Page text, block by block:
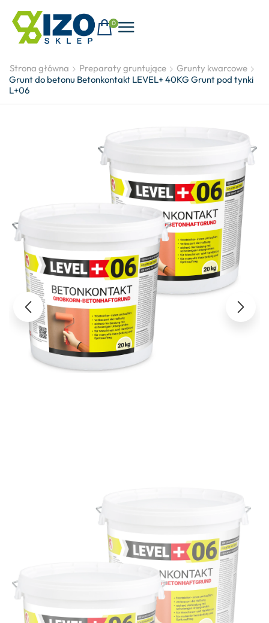
0
Strona główna Preparaty gruntujące
Grunty kwarcowe
Grunt do betonu Betonkontakt LEVEL+ 40KG Grunt pod tynki
L+06